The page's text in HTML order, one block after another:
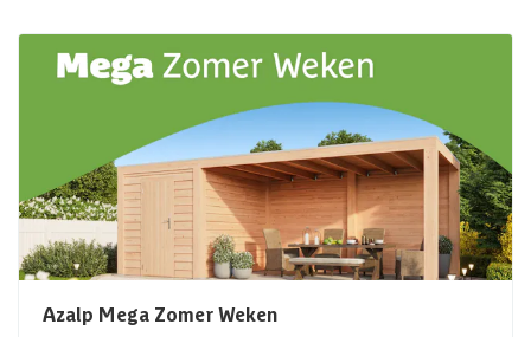
Azalp Mega Zomer Weken